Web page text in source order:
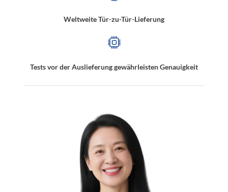
Weltweite Tür-zu-Tür-Lieferung
Tests vor der Auslieferung gewährleisten Genauigkeit